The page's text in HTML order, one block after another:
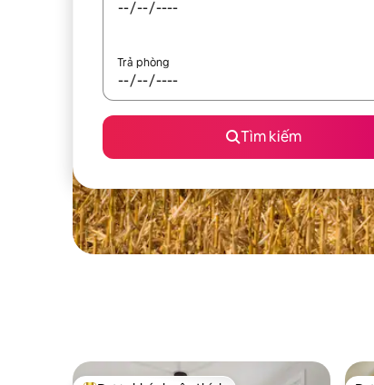
Trả phòng
Tìm kiếm